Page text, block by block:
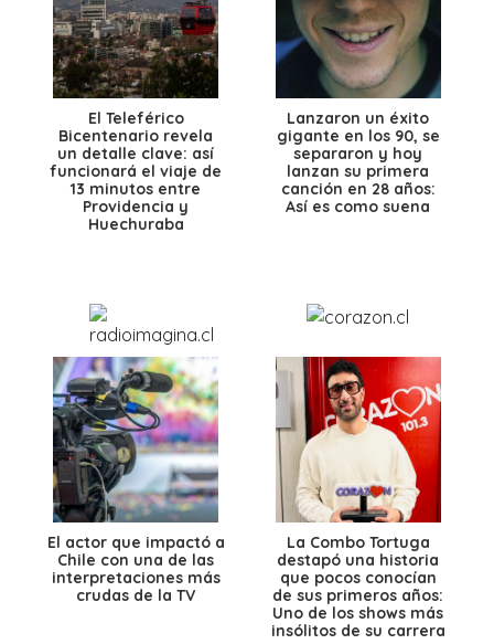
El Teleférico
Bicentenario revela
un detalle clave: así
funcionará el viaje de
13 minutos entre
Providencia y
Huechuraba
Lanzaron un éxito
gigante en los 90, se
separaron y hoy
lanzan su primera
canción en 28 años:
Así es como suena
El actor que impactó a
Chile con una de las
interpretaciones más
crudas de la TV
La Combo Tortuga
destapó una historia
que pocos conocían
de sus primeros años:
Uno de los shows más
insólitos de su carrera